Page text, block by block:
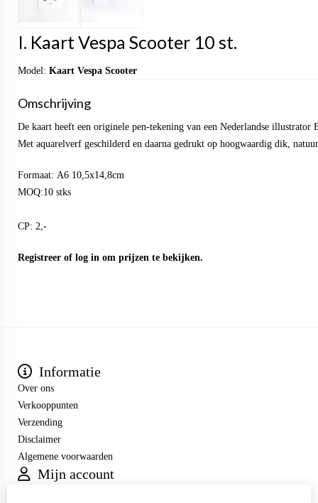
I. Kaart Vespa Scooter 10 st.
Model: Kaart Vespa Scooter
Omschrijving
De kaart heeft een originele pen-tekening van een Nederlandse illustrator
Met aquarelverf geschilderd en daarna gedrukt op hoogwaardig dik,
Formaat: A6 10,5x14,8cm
MOQ:10 stks
CP: 2,-
Registreer of log in om prijzen te bekijken.
Informatie
Over ons
Verkooppunten
Verzending
Disclaimer
Algemene voorwaarden
Mijn account